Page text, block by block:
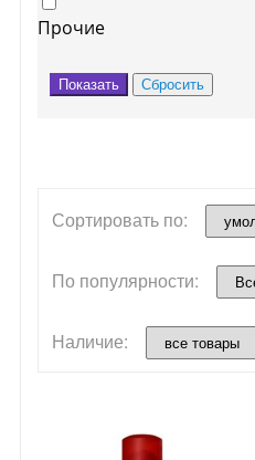
Прочие
Сортировать по:
По популярности:
Наличие: